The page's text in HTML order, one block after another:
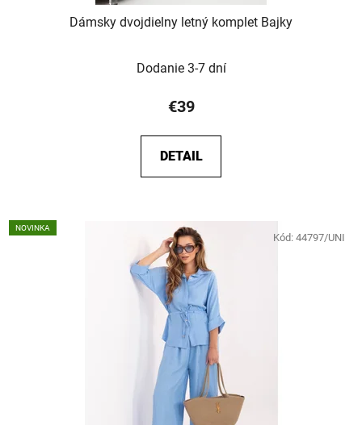
Dámsky dvojdielny letný komplet Bajky
Dodanie 3-7 dní
€39
DETAIL
NOVINKA
Kód: 44797/UNI